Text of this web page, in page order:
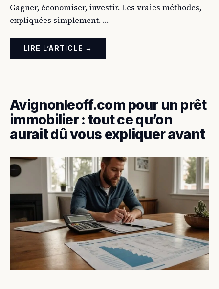
Gagner, économiser, investir. Les vraies méthodes,
expliquées simplement. …
LIRE L’ARTICLE →
Avignonleoff.com pour un prêt
immobilier : tout ce qu’on
aurait dû vous expliquer avant